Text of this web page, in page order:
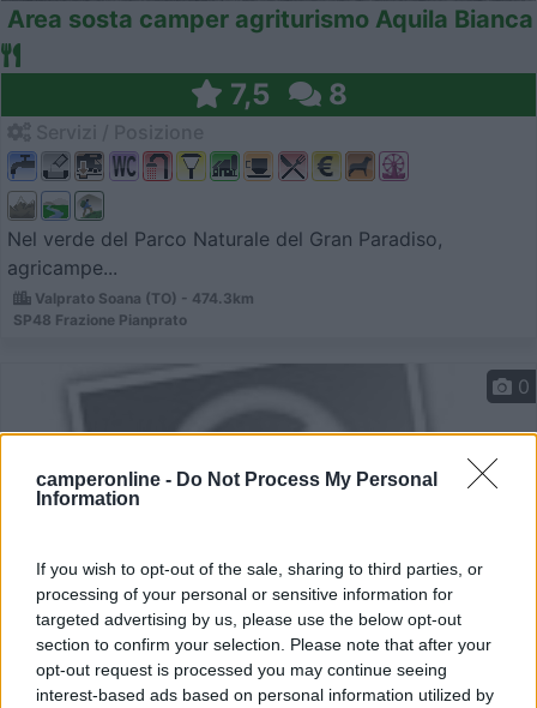
camperonline - Do Not Process My Personal
Information
If you wish to opt-out of the sale, sharing to third parties, or
processing of your personal or sensitive information for
targeted advertising by us, please use the below opt-out
section to confirm your selection. Please note that after your
opt-out request is processed you may continue seeing
interest-based ads based on personal information utilized by
Area sosta camper agriturismo Aquila Bianca
7,5 8
Nel verde del Parco Naturale del Gran Paradiso,
agricampe...
Valprato Soana (TO) - 474.3km
SP48 Frazione Pianprato
Area di sosta (AA)
0